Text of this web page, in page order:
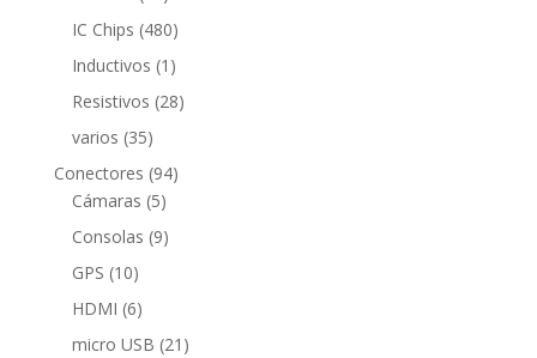
productos
IC Chips 480480
productos
Inductivos 1 1
producto
Resistivos 2828
varios 3535
productos
Conectores 9494
Cámaras 55
productos
Consolas 99
GPS 1010
productos
HDMI 66
productos
micro USB 21 21